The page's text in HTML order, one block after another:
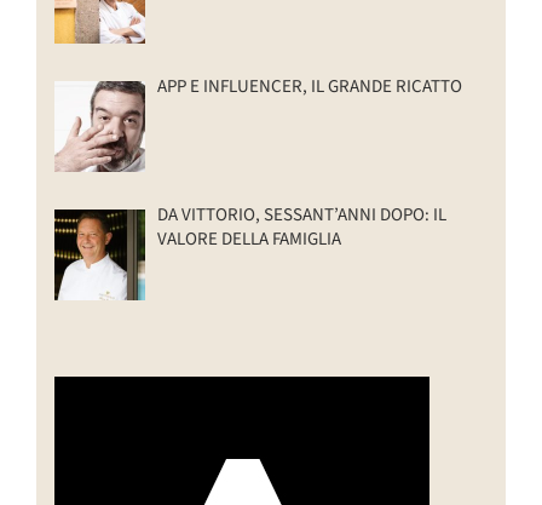
APP E INFLUENCER, IL GRANDE RICATTO
DA VITTORIO, SESSANT’ANNI DOPO: IL
VALORE DELLA FAMIGLIA